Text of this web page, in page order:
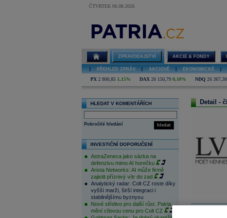
ČTVRTEK 06.08.2026
ZPRAVODAJSTVÍ AKCIE & FONDY
PŘEHLED ZPRÁV AKCIOVÉ EKONOMICKÉ
PX 2 800,85 1,15% DAX 26 150,79 0,10% NDQ 26 367,30
HLEDAT V KOMENTÁŘÍCH
hledat
Pokročilé hledání
INVESTIČNÍ DOPORUČENÍ
AstraZeneca jako sázka na
defenzivu mimo AI horečku
Arista Networks: AI může firmě
zajistit příznivý vítr do zad
Analytický radar: Colt CZ roste díky
vyšší marži, širší integraci i
stabilnějšímu byznysu
Nové střelivo pro další růst. Patria
mění cílovou cenu pro Colt CZ
Detail -